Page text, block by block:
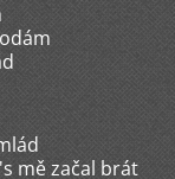
mě začal brát